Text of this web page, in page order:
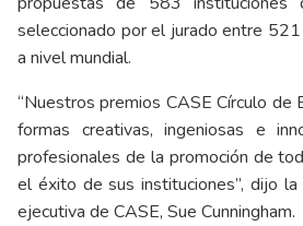
seleccionado por el jurado entre
a nivel mundial.
“Nuestros premios CASE Círculo de
formas creativas, ingeniosas e
profesionales de la promoción de
el éxito de sus instituciones”, dijo
ejecutiva de CASE, Sue Cunningham.